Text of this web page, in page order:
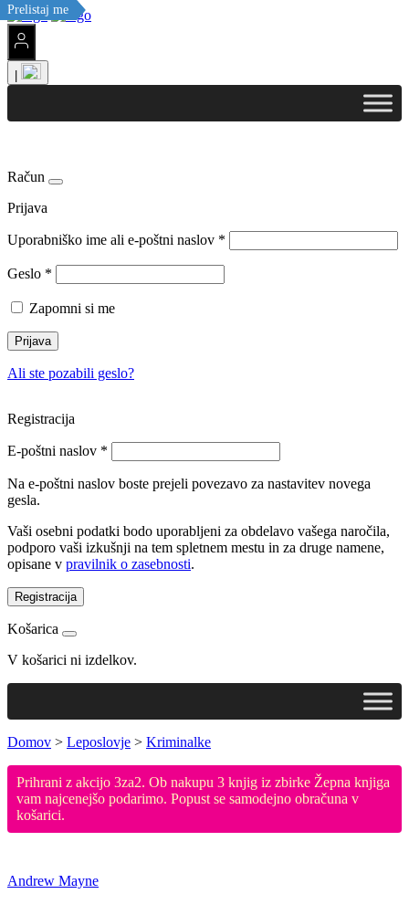
Račun
Prijava
Uporabniško ime ali e-poštni naslov *
Geslo *
Zapomni si me
Prijava
Ali ste pozabili geslo?
Registracija
E-poštni naslov *
Na e-poštni naslov boste prejeli povezavo za nastavitev novega
gesla.
Vaši osebni podatki bodo uporabljeni za obdelavo vašega naročila,
podporo vaši izkušnji na tem spletnem mestu in za druge namene,
opisane v pravilnik o zasebnosti.
Registracija
Košarica
V košarici ni izdelkov.
Domov > Leposlovje > Kriminalke
Prihrani z akcijo 3za2. Ob nakupu 3 knjig iz zbirke Žepna knjiga
vam najcenejšo podarimo. Popust se samodejno obračuna v
košarici.
Andrew Mayne
Prelistaj me
Prelistaj me